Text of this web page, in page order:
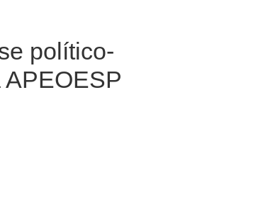
político-